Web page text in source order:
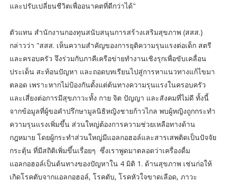
และปรับเปลี่ยนชีวิตเพื่ออนาคตที่ดีกว่าได้"
ตัวแทน สำนักงานกองทุนสนับสนุนการสร้างเสริมสุขภาพ (สสส.)
กล่าวว่า "สสส. เห็นความสำคัญของการยุติความรุนแรงต่อเด็ก สตรี
และครอบครัว จึงร่วมกับภาคีเครือข่ายทำงานเชิงรุกเพื่อขับเคลื่อน
ประเด็น สะท้อนปัญหา และถอดบทเรียนไปสู่การหาแนวทางแก้ไขมา
ตลอด เพราะหากไม่ป้องกันตั้งแต่ต้นทางความรุนแรงในครอบครัว
และเสี่ยงต่อการมีสุขภาวะทั้ง กาย จิต ปัญญา และสังคมที่ไม่ดี ทั้งนี้
จากข้อมูลที่ผู้ขอคำปรึกษามูลนิธิหญิงชายก้าวไกล พบผู้หญิงถูกกระทำ
ความรุนแรงเพิ่มขึ้น ส่วนใหญ่ต้องการความช่วยเหลือทางด้าน
กฎหมาย โดยผู้กระทำส่วนใหญ่มีแอลกอฮอล์และสารเสพติดเป็นปัจจัย
กระตุ้น ที่มีสถิติเพิ่มขึ้นเรื่อยๆ ซึ่งเราพูดมาตลอดว่าเครื่องดื่ม
แอลกอฮอล์เป็นต้นทางของปัญหาใน 4 มิติ 1. ด้านสุขภาพ เช่นก่อให้
เกิดโรคตับจากแอลกอฮอล์, โรคตับ, โรคหัวใจขาดเลือด, ภาวะ